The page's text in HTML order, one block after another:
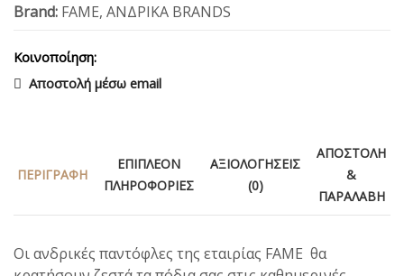
Brand: FAME, ΑΝΔΡΙΚΑ BRANDS
Κοινοποίηση:
Αποστολή μέσω email
ΠΕΡΙΓΡΑΦΉ
ΕΠΙΠΛΈΟΝ
ΠΛΗΡΟΦΟΡΊΕΣ
ΑΞΙΟΛΟΓΉΣΕΙΣ
(0)
ΑΠΟΣΤΟΛΉ
&
ΠΑΡΑΛΑΒΉ
Οι ανδρικές παντόφλες της εταιρίας FAME θα